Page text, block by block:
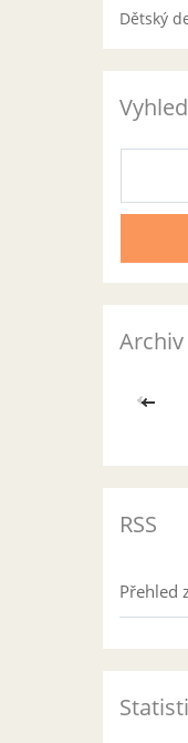
Dětský
Archiv
<<
RSS
Přehled